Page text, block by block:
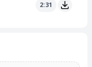
2:31